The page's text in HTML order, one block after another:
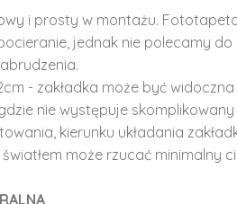
i prosty w montażu.
jednak nie polecamy
- zakładka może być
nie występuje skomplikowany
kierunku układania
może rzucać minimalny